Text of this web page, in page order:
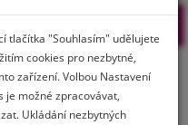
Registrácia
tlačítka "Souhlasím" udělujete
cookies pro nezbytné,
zařízení. Volbou Nastavení
je možné zpracovávat,
Ukládání nezbytných